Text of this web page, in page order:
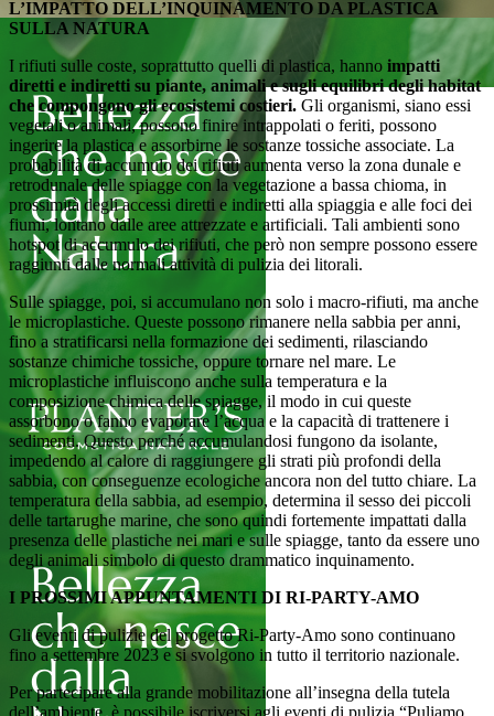
L’IMPATTO DELL’INQUINAMENTO DA PLASTICA
SULLA NATURA
I rifiuti sulle coste, soprattutto quelli di plastica, hanno impatti
diretti e indiretti su piante, animali e sugli equilibri degli habitat
che compongono gli ecosistemi costieri. Gli organismi, siano essi
vegetali o animali, possono finire intrappolati o feriti, possono
ingerire la plastica e assorbirne le sostanze tossiche associate. La
probabilità di accumulo dei rifiuti aumenta verso la zona dunale e
retrodunale delle spiagge con la vegetazione a bassa chioma, in
prossimità degli accessi diretti e indiretti alla spiaggia e alle foci dei
fiumi, lontano dalle aree attrezzate e artificiali. Tali ambienti sono
hotspot di accumulo dei rifiuti, che però non sempre possono essere
raggiunti dalle normali attività di pulizia dei litorali.
Sulle spiagge, poi, si accumulano non solo i macro-rifiuti, ma anche
le microplastiche. Queste possono rimanere nella sabbia per anni,
fino a stratificarsi nella formazione dei sedimenti, rilasciando
sostanze chimiche tossiche, oppure tornare nel mare. Le
microplastiche influiscono anche sulla temperatura e la
composizione chimica delle spiagge, il modo in cui queste
assorbono o fanno evaporare l’acqua e la capacità di trattenere i
sedimenti. Questo perché accumulandosi fungono da isolante,
impedendo al calore di raggiungere gli strati più profondi della
sabbia, con conseguenze ecologiche ancora non del tutto chiare. La
temperatura della sabbia, ad esempio, determina il sesso dei piccoli
delle tartarughe marine, che sono quindi fortemente impattati dalla
presenza delle plastiche nei mari e sulle spiagge, tanto da essere uno
degli animali simbolo di questo drammatico inquinamento.
I PROSSIMI APPUNTAMENTI DI RI-PARTY-AMO
Gli eventi di pulizie del progetto Ri-Party-Amo sono continuano
fino a settembre 2023 e si svolgono in tutto il territorio nazionale.
Per partecipare alla grande mobilitazione all’insegna della tutela
dell’ambiente, è possibile iscriversi agli eventi di pulizia “Puliamo